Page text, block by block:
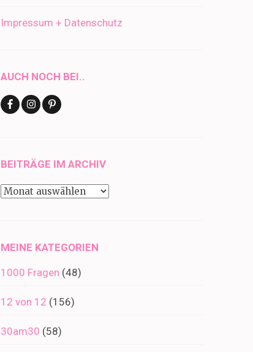
Impressum + Datenschutz
AUCH NOCH BEI..
BEITRÄGE IM ARCHIV
Beiträge
MEINE KATEGORIEN
1000 Fragen (48)
12 von 12 (156)
30am30 (58)